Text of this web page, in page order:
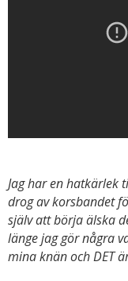
Jag har en hatkärlek
drog av korsbandet
själv att börja älska
länge jag gör några
mina knän och DET